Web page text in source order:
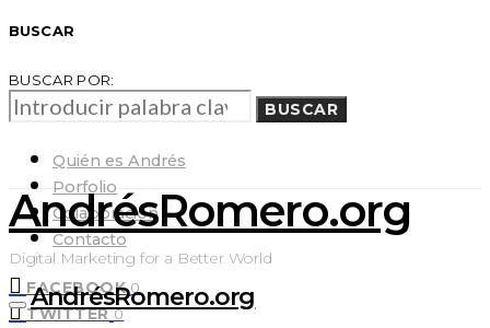
BUSCAR
BUSCAR POR:
BUSCAR
Quién es Andrés
Porfolio
Colaboración
Contacto
FACEBOOK 0
TWITTER 0
AndrésRomero.org
Digital Marketing for a Better World
AndrésRomero.org